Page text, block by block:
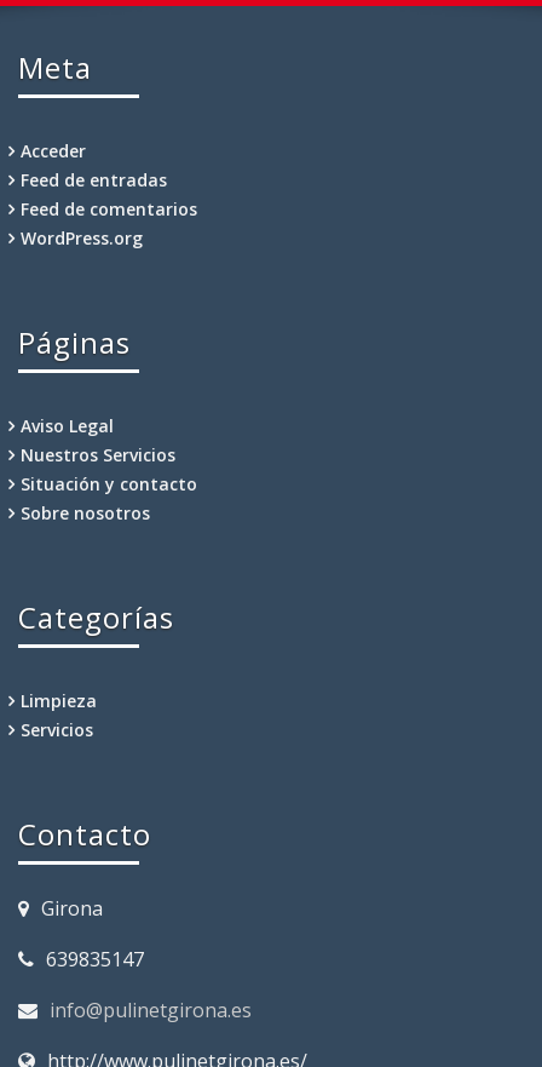
Meta
Acceder
Feed de entradas
Feed de comentarios
WordPress.org
Páginas
Aviso Legal
Nuestros Servicios
Situación y contacto
Sobre nosotros
Categorías
Limpieza
Servicios
Contacto
Girona
639835147
info@pulinetgirona.es
http://www.pulinetgirona.es/